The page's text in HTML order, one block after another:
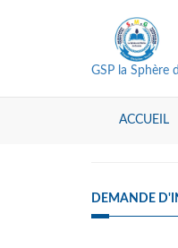
GSP la Sphère
ACCUEIL
DEMANDE